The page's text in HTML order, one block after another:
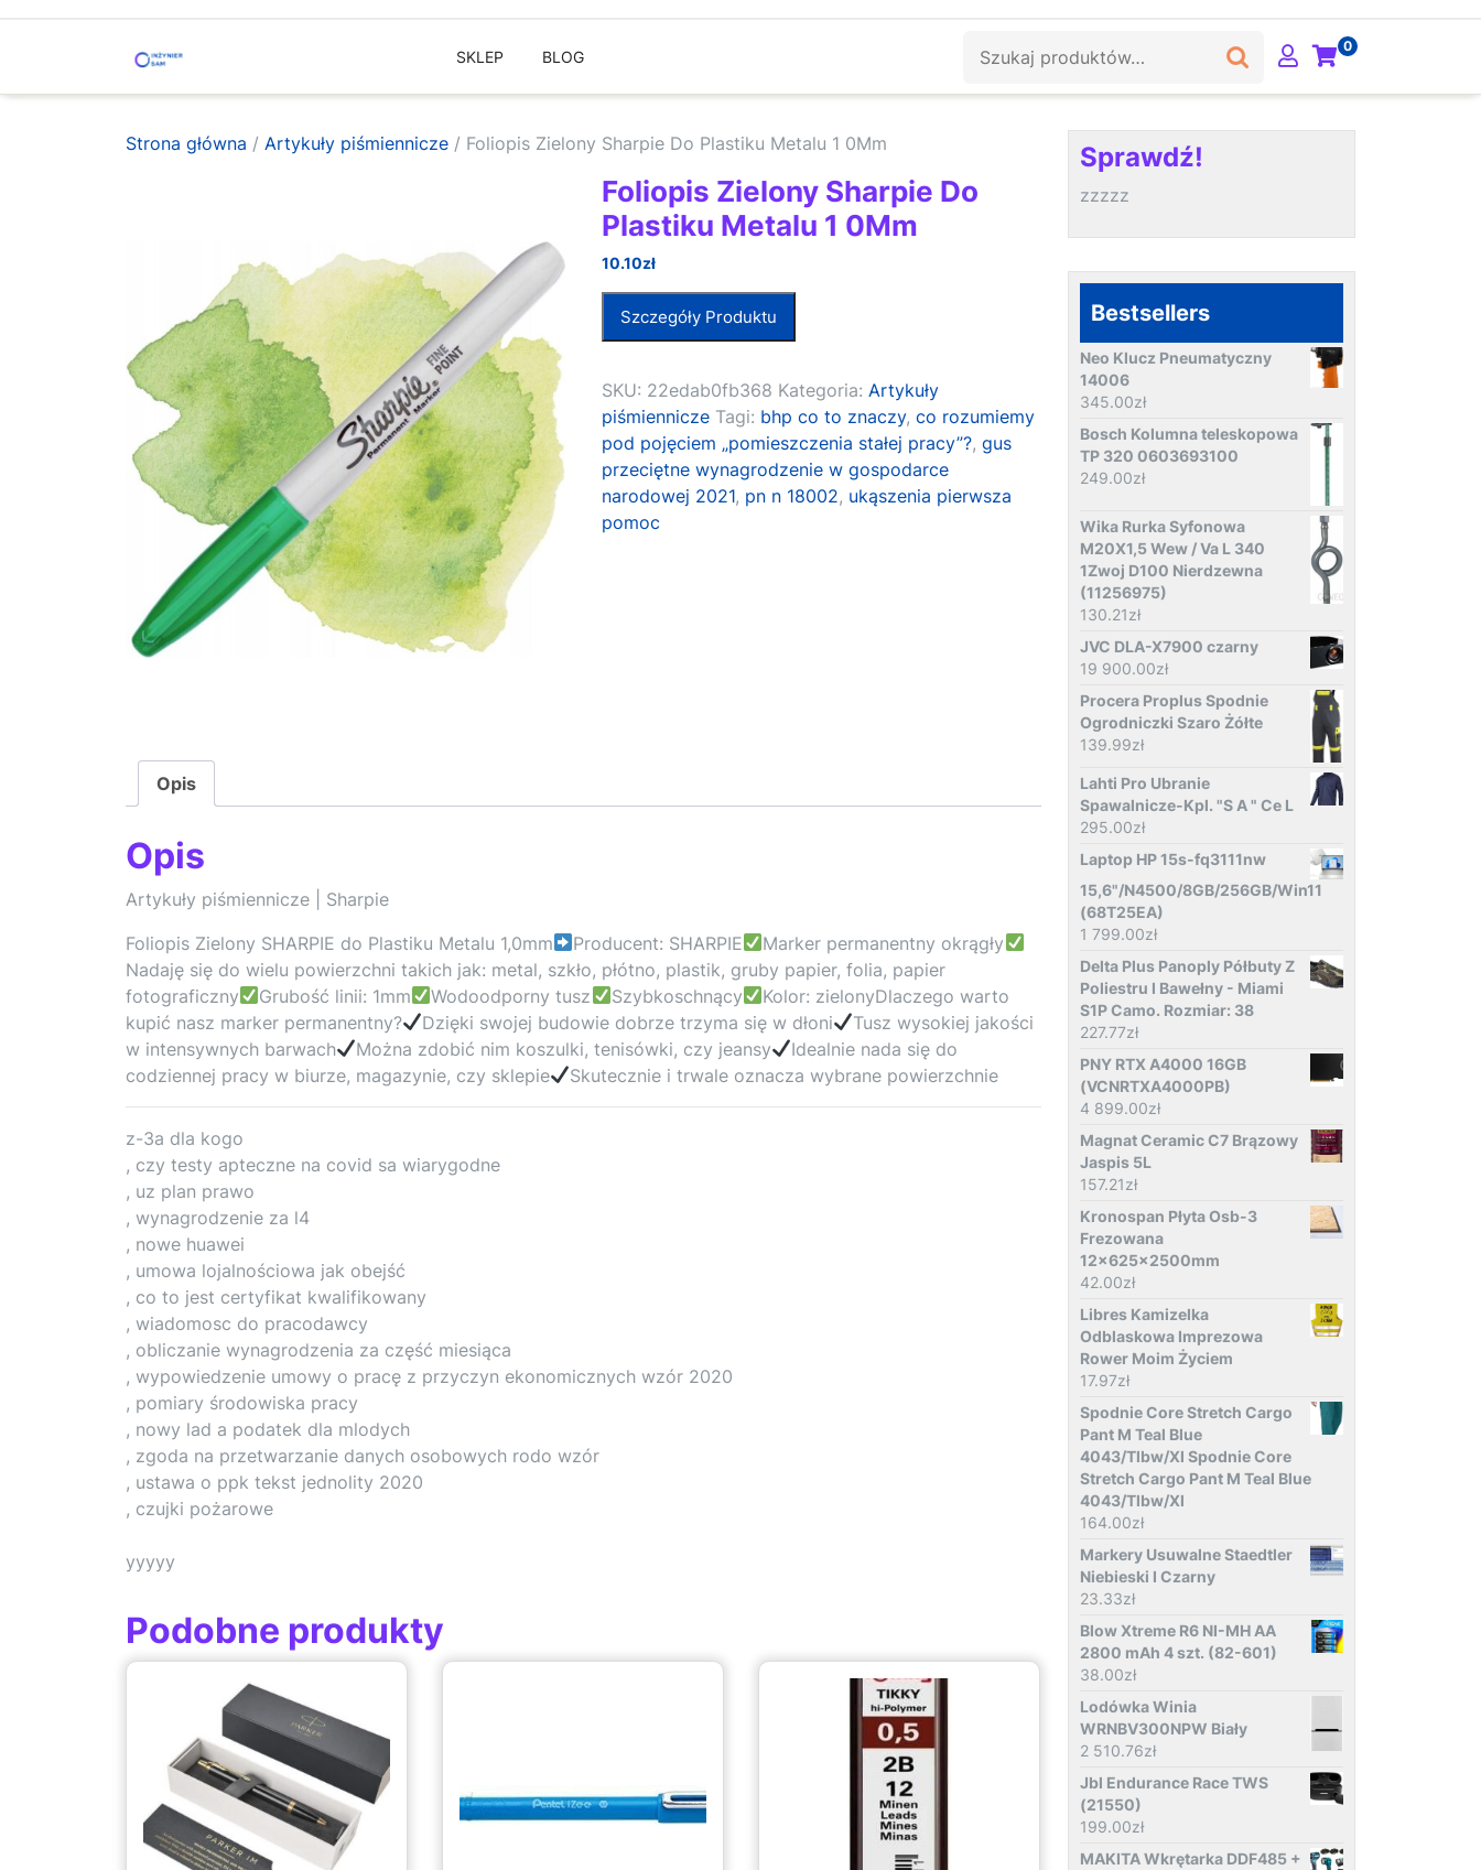
SKLEP BLOG
0
Strona główna / Artykuły piśmiennicze / Foliopis Zielony Sharpie Do Plastiku Metalu 1 0Mm
Foliopis Zielony Sharpie Do
Plastiku Metalu 1 0Mm
10.10zł
Szczegóły Produktu
SKU: 22edab0fb368 Kategoria:Artykuły
piśmiennicze Tagi: bhp co to znaczy,co rozumiemy
pod pojęciem „pomieszczenia stałej pracy”?,gus
przeciętne wynagrodzenie w gospodarce
narodowej 2021, pn n 18002, ukąszenia pierwsza
pomoc
Opis
Opis
Artykuły piśmiennicze | Sharpie
Foliopis Zielony SHARPIE do Plastiku Metalu 1,0mm
Producent: SHARPIE
Marker permanentny okrągły
Nadaję się do wielu powierzchni takich jak: metal, szkło, płótno, plastik, gruby papier, folia, papier
fotograficzny
Grubość linii: 1mm Wodoodporny tusz Szybkoschnący
Kolor: zielonyDlaczego warto
kupić nasz marker permanentny?
Dzięki swojej budowie dobrze trzyma się w dłoni
Tusz wysokiej jakości
w intensywnych barwach
Można zdobić nim koszulki, tenisówki, czy jeansy
Idealnie nada się do
codziennej pracy w biurze, magazynie, czy sklepie
Skutecznie i trwale oznacza wybrane powierzchnie
z-3a dla kogo
, czy testy apteczne na covid sa wiarygodne
, uz plan prawo
, wynagrodzenie za l4
, nowe huawei
, umowa lojalnościowa jak obejść
, co to jest certyfikat kwalifikowany
, wiadomosc do pracodawcy
, obliczanie wynagrodzenia za część miesiąca
, wypowiedzenie umowy o pracę z przyczyn ekonomicznych wzór 2020
, pomiary środowiska pracy
, nowy lad a podatek dla mlodych
, zgoda na przetwarzanie danych osobowych rodo wzór
, ustawa o ppk tekst jednolity 2020
, czujki pożarowe
yyyyy
Podobne produkty
Sprawdź!
zzzzz
Bestsellers
Neo Klucz Pneumatyczny
14006
345.00zł
Bosch Kolumna teleskopowa
TP 320 0603693100
249.00zł
Wika Rurka Syfonowa
M20X1,5 Wew / Va L 340
1Zwoj D100 Nierdzewna
(11256975)
130.21zł
JVC DLA-X7900 czarny
19 900.00zł
Procera Proplus Spodnie
Ogrodniczki Szaro Żółte
139.99zł
Lahti Pro Ubranie
Spawalnicze-Kpl. "S A " Ce L
295.00zł
Laptop HP 15s-fq3111nw
15,6"/N4500/8GB/256GB/Win11
(68T25EA)
1 799.00zł
Delta Plus Panoply Półbuty Z
Poliestru I Bawełny - Miami
S1P Camo. Rozmiar: 38
227.77zł
PNY RTX A4000 16GB
(VCNRTXA4000PB)
4 899.00zł
Magnat Ceramic C7 Brązowy
Jaspis 5L
157.21zł
Kronospan Płyta Osb-3
Frezowana
12x625x2500mm
42.00zł
Libres Kamizelka
Odblaskowa Imprezowa
Rower Moim Życiem
17.97zł
Spodnie Core Stretch Cargo
Pant M Teal Blue
4043/Tlbw/Xl Spodnie Core
Stretch Cargo Pant M Teal Blue
4043/Tlbw/Xl
164.00zł
Markery Usuwalne Staedtler
Niebieski I Czarny
23.33zł
Blow Xtreme R6 NI-MH AA
2800 mAh 4 szt. (82-601)
38.00zł
Lodówka Winia
WRNBV300NPW Biały
2 510.76zł
Jbl Endurance Race TWS
(21550)
199.00zł
MAKITA Wkrętarka DDF485 +